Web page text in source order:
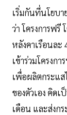
เริ่มกันที่นโยบ
ว่า โครงการฟรี
หลังคาเรือนล
เข้าร่วมโครงก
เพื่อผลิตกระแ
ของตัวเอง คิด
เดือน และส่งก